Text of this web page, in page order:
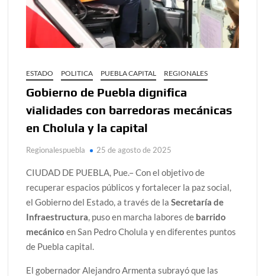
ESTADO POLITICA PUEBLA CAPITAL REGIONALES
Gobierno de Puebla dignifica
vialidades con barredoras mecánicas
en Cholula y la capital
Regionalespuebla 25 de agosto de 2025
CIUDAD DE PUEBLA, Pue.– Con el objetivo de
recuperar espacios públicos y fortalecer la paz social,
el Gobierno del Estado, a través de laSecretaría de
Infraestructura, puso en marcha labores de barrido
mecánico en San Pedro Cholula y en diferentes puntos
de Puebla capital.
El gobernador Alejandro Armenta subrayó que las